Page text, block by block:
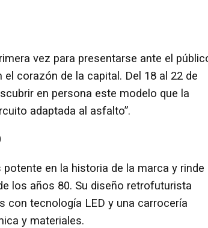
vez para presentarse ante el
corazón de la capital. Del 18 al 22 de
en persona este modelo que la
adaptada al asfalto”.
en la historia de la marca y rinde
los años 80. Su diseño retrofuturista
tecnología LED y una carrocería
y materiales.